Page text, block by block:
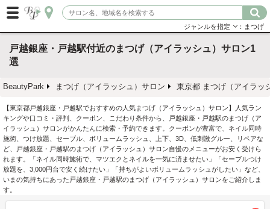
ジャンルを指定 ：まつげ
戸越銀座・戸越駅付近のまつげ（アイラッシュ）サロン1
選
BeautyPark まつげ（アイラッシュ）サロン 東京都 まつげ（アイラッ
【東京都戸越銀座・戸越駅でおすすめの人気まつげ（アイラッシュ）サロン】人気ラン
キングや口コミ・評判、クーポン、こだわり条件から、戸越銀座・戸越駅のまつげ（ア
イラッシュ）サロンがかんたんに検索・予約できます。クーポンが豊富で、ネイル同時
施術、つけ放題、セーブル、ボリュームラッシュ、上下、3D、低刺激グルー、リペアな
ど、戸越銀座・戸越駅のまつげ（アイラッシュ）サロン自慢のメニューがお安く受けら
れます。「ネイル同時施術で、マツエクとネイルを一気に済ませたい」「セーブルつけ
放題を、3,000円台で安く続けたい」「持ちがよいボリュームラッシュがしたい」など、
いまの気持ちにあった戸越銀座・戸越駅のまつげ（アイラッシュ）サロンをご紹介しま
す。